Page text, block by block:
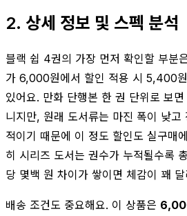
2. 상세 정보 및 스펙 분석
블랙 쉽 4권의 가장 먼저 확인할 부분
가 6,000원에서 할인 적용 시 5,400
있어요. 만화 단행본 한 권 단위로 보
니지만, 원래 도서류는 마진 폭이 낮고
적이기 때문에 이 정도 할인도 실구매
히 시리즈 도서는 권수가 누적될수록
당 몇백 원 차이가 쌓이면 체감이 꽤 달
배송 조건도 중요해요. 이 상품은